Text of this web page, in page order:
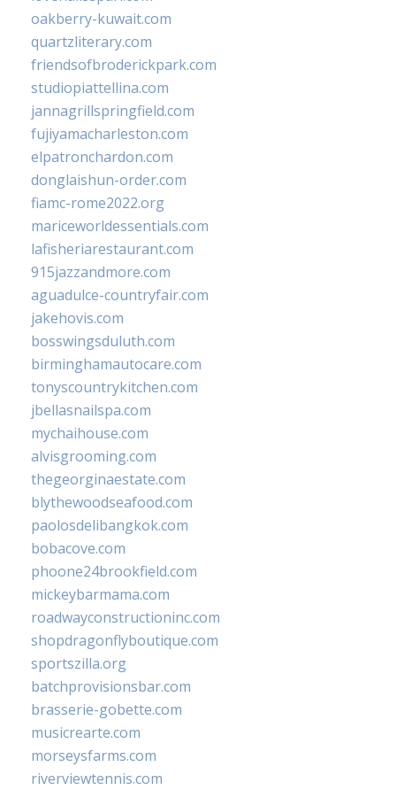
oakberry-kuwait.com
quartzliterary.com
friendsofbroderickpark.com
studiopiattellina.com
jannagrillspringfield.com
fujiyamacharleston.com
elpatronchardon.com
donglaishun-order.com
fiamc-rome2022.org
mariceworldessentials.com
lafisheriarestaurant.com
915jazzandmore.com
aguadulce-countryfair.com
jakehovis.com
bosswingsduluth.com
birminghamautocare.com
tonyscountrykitchen.com
jbellasnailspa.com
mychaihouse.com
alvisgrooming.com
thegeorginaestate.com
blythewoodseafood.com
paolosdelibangkok.com
bobacove.com
phoone24brookfield.com
mickeybarmama.com
roadwayconstructioninc.com
shopdragonflyboutique.com
sportszilla.org
batchprovisionsbar.com
brasserie-gobette.com
musicrearte.com
morseysfarms.com
riverviewtennis.com